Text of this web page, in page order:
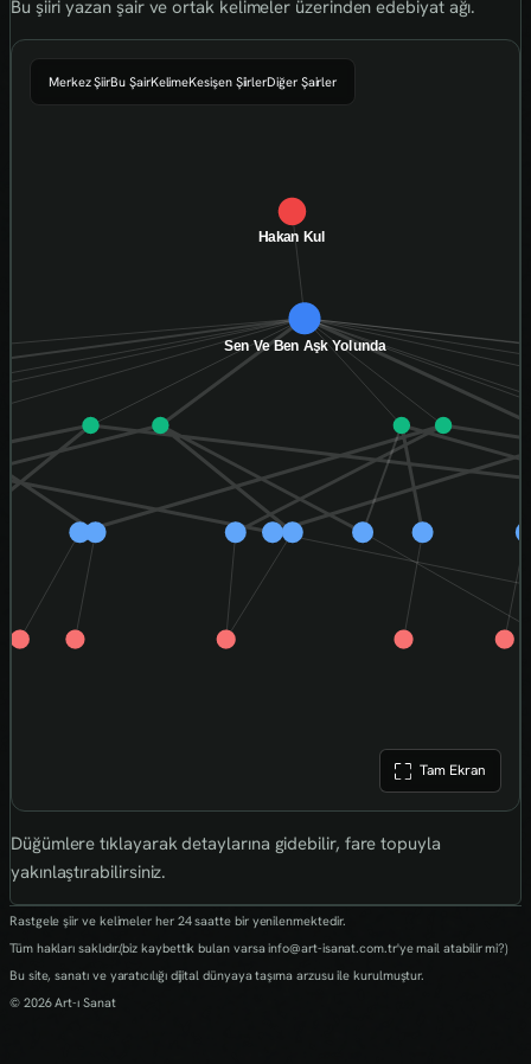
Bu şiiri yazan şair ve ortak kelimeler üzerinden edebiyat ağı.
Tam Ekran
Merkez ŞiirBu ŞairKelimeKesişen ŞiirlerDiğer Şairler
Düğümlere tıklayarak detaylarına gidebilir, fare topuyla
yakınlaştırabilirsiniz.
Rastgele şiir ve kelimeler her 24 saatte bir yenilenmektedir.
Tüm hakları saklıdır.(biz kaybettik bulan varsa info@art-isanat.com.tr'ye mail atabilir mi?)
Bu site, sanatı ve yaratıcılığı dijital dünyaya taşıma arzusu ile kurulmuştur.
© 2026 Art-ı Sanat